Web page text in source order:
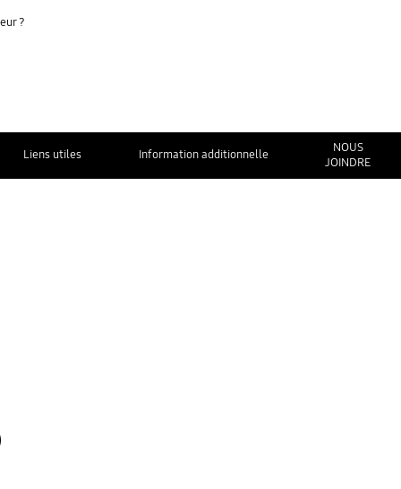
?
Liens utiles Information additionnelle
NOUS
JOINDRE